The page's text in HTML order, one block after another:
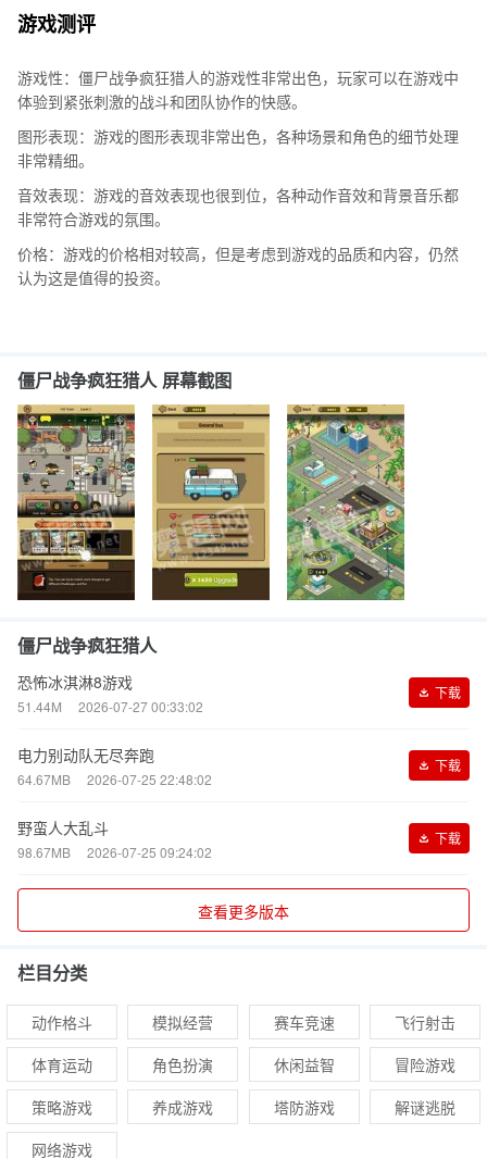
游戏测评
游戏性：僵尸战争疯狂猎人的游戏性非常出色，玩家可以在游戏中
体验到紧张刺激的战斗和团队协作的快感。
图形表现：游戏的图形表现非常出色，各种场景和角色的细节处理
非常精细。
音效表现：游戏的音效表现也很到位，各种动作音效和背景音乐都
非常符合游戏的氛围。
价格：游戏的价格相对较高，但是考虑到游戏的品质和内容，仍然
认为这是值得的投资。
僵尸战争疯狂猎人 屏幕截图
僵尸战争疯狂猎人
恐怖冰淇淋8游戏
51.44M 2026-07-27 00:33:02
下载
电力别动队无尽奔跑
64.67MB 2026-07-25 22:48:02
下载
野蛮人大乱斗
98.67MB 2026-07-25 09:24:02
下载
查看更多版本
栏目分类
动作格斗 模拟经营 赛车竞速
飞行射击
体育运动
角色扮演 休闲益智
冒险游戏
策略游戏
养成游戏 塔防游戏
解谜逃脱
网络游戏